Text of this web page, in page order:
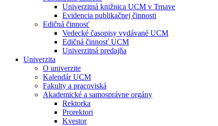
Univerzitná knižnica UCM v Trnave
Evidencia publikačnej činnosti
Edičná činnosť
Vedecké časopisy vydávané UCM
Edičná činnosť UCM
Univerzitná predajňa
Univerzita
O univerzite
Kalendár UCM
Fakulty a pracoviská
Akademické a samosprávne orgány
Rektorka
Prorektori
Kvestor